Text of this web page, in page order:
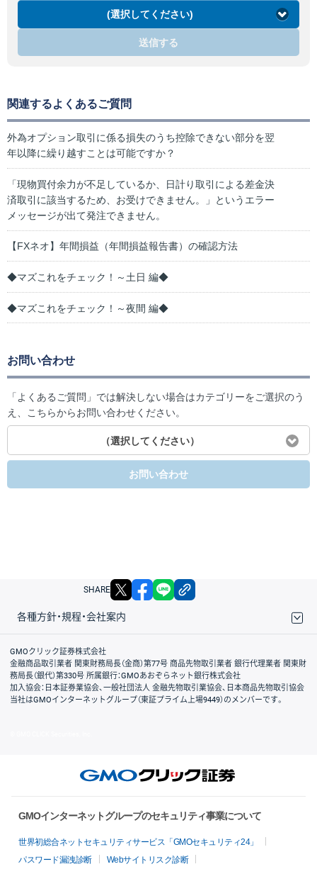
(選択してください)
送信する
関連するよくあるご質問
外為オプション取引に係る損失のうち控除できない部分を翌
年以降に繰り越すことは可能ですか？
「現物買付余力が不足しているか、日計り取引による差金決
済取引に該当するため、お受けできません。」というエラー
メッセージが出て発注できません。
【FXネオ】年間損益（年間損益報告書）の確認方法
◆マズこれをチェック！～土日 編◆
◆マズこれをチェック！～夜間 編◆
お問い合わせ
「よくあるご質問」では解決しない場合はカテゴリーをご選択のう
え、こちらからお問い合わせください。
（選択してください）
お問い合わせ
SHARE X facebook
各種方針・規程・会社案内
取引規程・約款
サイトマップ
その他のご案内
個人情報保護方針
最良執行方針
サイトのご利用について
ディスクレイマー
信託保全
リスク説明
会社案内
GMOクリック証券株式会社
金融商品取引業者 関東財務局長（金商）第77号 商品先物取引業者 銀行代理業者 関東財
務局長（銀代）第330号 所属銀行：GMOあおぞらネット銀行株式会社
加入協会：日本証券業協会、一般社団法人 金融先物取引業協会、日本商品先物取引協会
当社はGMOインターネットグループ（東証プライム上場9449）のメンバーです。
GMOインターネットグループのセキュリティ事業について
世界初総合ネットセキュリティサービス「GMOセキュリティ24」
パスワード漏洩診断
Webサイトリスク診断